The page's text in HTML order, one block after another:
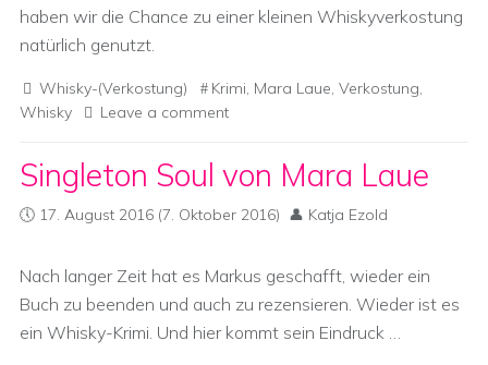
haben wir die Chance zu einer kleinen Whiskyverkostung
natürlich genutzt.
Whisky-(Verkostung) Krimi, Mara Laue, Verkostung,
Whisky
Leave a comment
Singleton Soul von Mara Laue
17. August 2016 (7. Oktober 2016) Katja Ezold
Nach langer Zeit hat es Markus geschafft, wieder ein
Buch zu beenden und auch zu rezensieren. Wieder ist es
ein Whisky-Krimi. Und hier kommt sein Eindruck …